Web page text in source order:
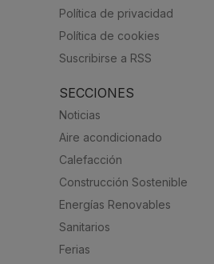
Política de privacidad
Política de cookies
Suscribirse a RSS
SECCIONES
Noticias
Aire acondicionado
Calefacción
Construcción Sostenible
Energías Renovables
Sanitarios
Ferias